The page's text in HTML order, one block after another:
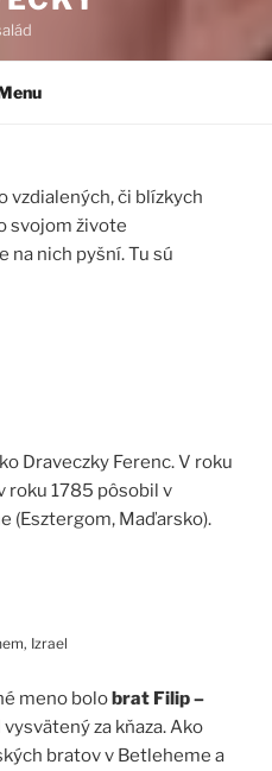
vzdialených, či blízkych
svojom živote
na nich pyšní. Tu sú
Draveczky Ferenc. V roku
roku 1785 pôsobil v
(Esztergom, Maďarsko).
Izrael
meno bolobrat Filip –
za kňaza. Ako
bratov v Betleheme a